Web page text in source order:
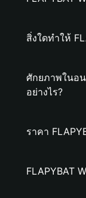
สิ่งใดทำให้
ศักยภาพในอน
อย่างไร?
ราคา
FLAPYBAT